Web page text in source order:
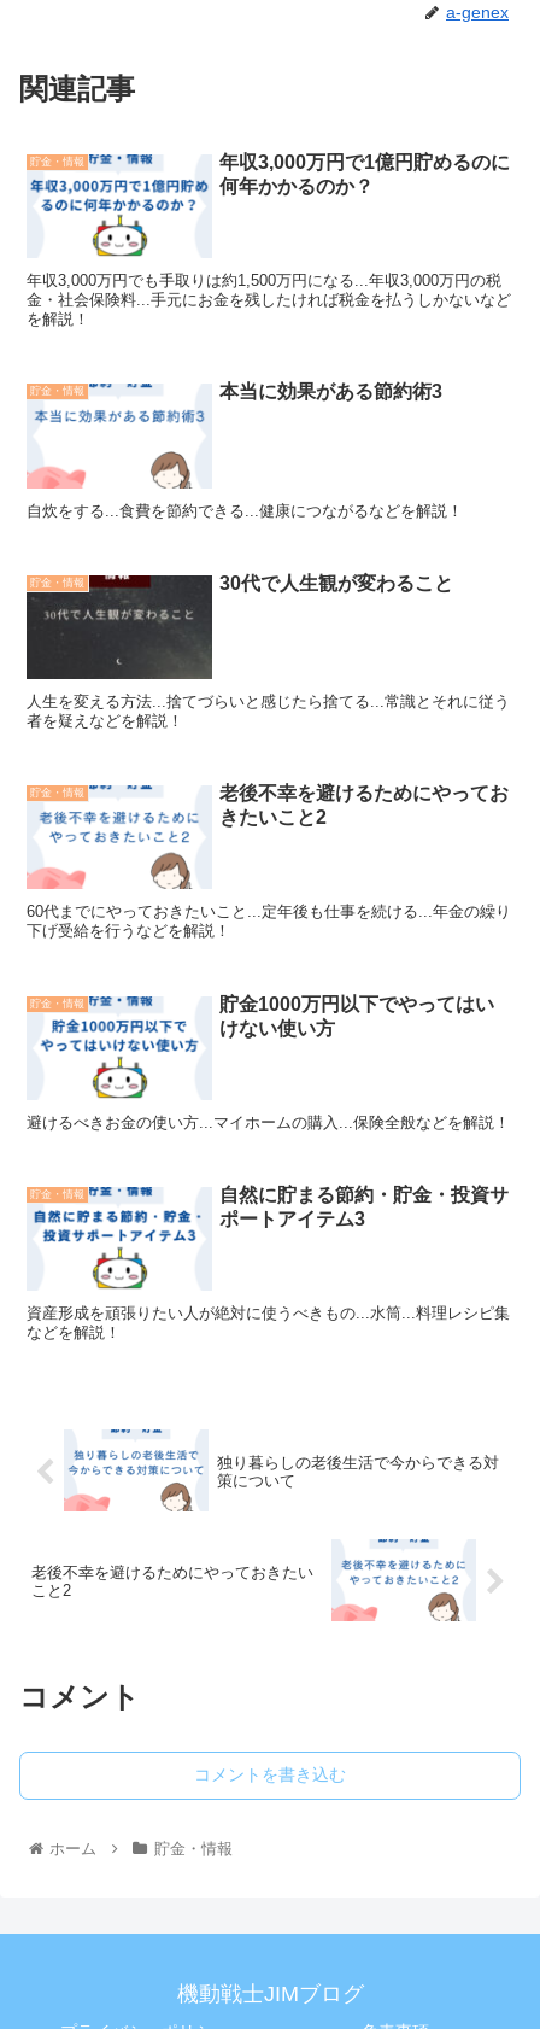
a-genex
関連記事
貯金・情報
年収3,000万円で1億円貯めるのに
何年かかるのか？
年収3,000万円でも手取りは約1,500万円になる...年収3,000万円の税
金・社会保険料...手元にお金を残したければ税金を払うしかないなど
を解説！
貯金・情報 本当に効果がある節約術3
自炊をする...食費を節約できる...健康につながるなどを解説！
貯金・情報 30代で人生観が変わること
人生を変える方法...捨てづらいと感じたら捨てる...常識とそれに従う
者を疑えなどを解説！
貯金・情報
老後不幸を避けるためにやってお
きたいこと2
60代までにやっておきたいこと...定年後も仕事を続ける...年金の繰り
下げ受給を行うなどを解説！
貯金・情報
貯金1000万円以下でやってはい
けない使い方
避けるべきお金の使い方...マイホームの購入...保険全般などを解説！
貯金・情報
自然に貯まる節約・貯金・投資サ
ポートアイテム3
資産形成を頑張りたい人が絶対に使うべきもの...水筒...料理レシピ集
などを解説！
独り暮らしの老後生活で今からできる対
策について
老後不幸を避けるためにやっておきたい
こと2
コメント
コメントを書き込む
ホーム 貯金・情報
機動戦士JIMブログ